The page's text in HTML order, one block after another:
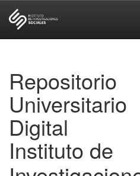
Repositorio
Universitario
Digital
Instituto de